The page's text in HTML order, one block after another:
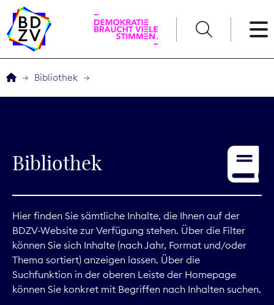
Service
Digitales
Kommunikation
Marktdaten
Bibliothek
Bibliothek
Hier finden Sie sämtliche Inhalte, die Ihnen auf der
BDZV-Website zur Verfügung stehen. Über die Filter
können Sie sich Inhalte (nach Jahr, Format und/oder
Thema sortiert) anzeigen lassen. Über die
Suchfunktion in der oberen Leiste der Homepage
können Sie konkret mit Begriffen nach Inhalten suchen.